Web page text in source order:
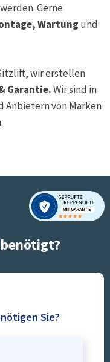
Gerne
Wartung und
wir erstellen
Garantie.Wir sind in
Anbietern von Marken
Sie?